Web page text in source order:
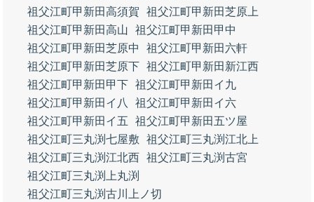
祖父江町甲新田高須賀
祖父江町甲新田芝原上
祖父江町甲新田高山
祖父江町甲新田甲中
祖父江町甲新田芝原中
祖父江町甲新田六軒
祖父江町甲新田芝原下 祖父江町甲新田新江西
祖父江町甲新田甲下 祖父江町甲新田イ九
祖父江町甲新田イ八
祖父江町甲新田イ六
祖父江町甲新田イ五
祖父江町甲新田五ツ屋
祖父江町三丸渕七屋敷
祖父江町三丸渕江北上
祖父江町三丸渕江北西 祖父江町三丸渕古宮
祖父江町三丸渕上丸渕
祖父江町三丸渕古川上ノ切